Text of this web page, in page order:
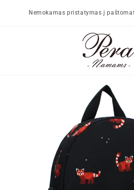
Nemokamas pristatymas į